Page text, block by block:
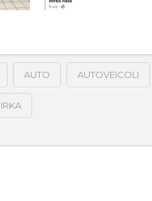
AUTO AUTOVEICOLI